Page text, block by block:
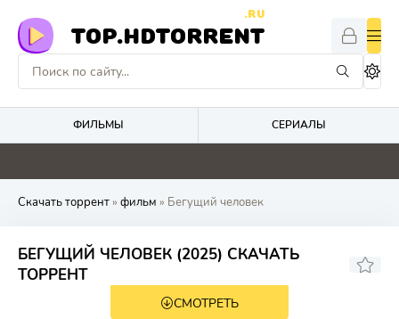
TOP.HDTORRENT
.RU
ФИЛЬМЫ СЕРИАЛЫ
0 0 0 0
Скачать торрент» фильм » Бегущий человек
БЕГУЩИЙ ЧЕЛОВЕК (2025) СКАЧАТЬ
ТОРРЕНТ
6.7
СМОТРЕТЬ